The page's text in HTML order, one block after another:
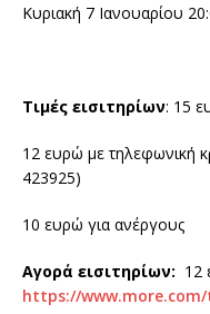
Κυριακή 7 Ιανουαρίου
Τιμές εισιτηρίων: 15
12 ευρώ με τηλεφωνική
423925)
10 ευρώ για ανέργους
Αγορά εισιτηρίων: 12
https://